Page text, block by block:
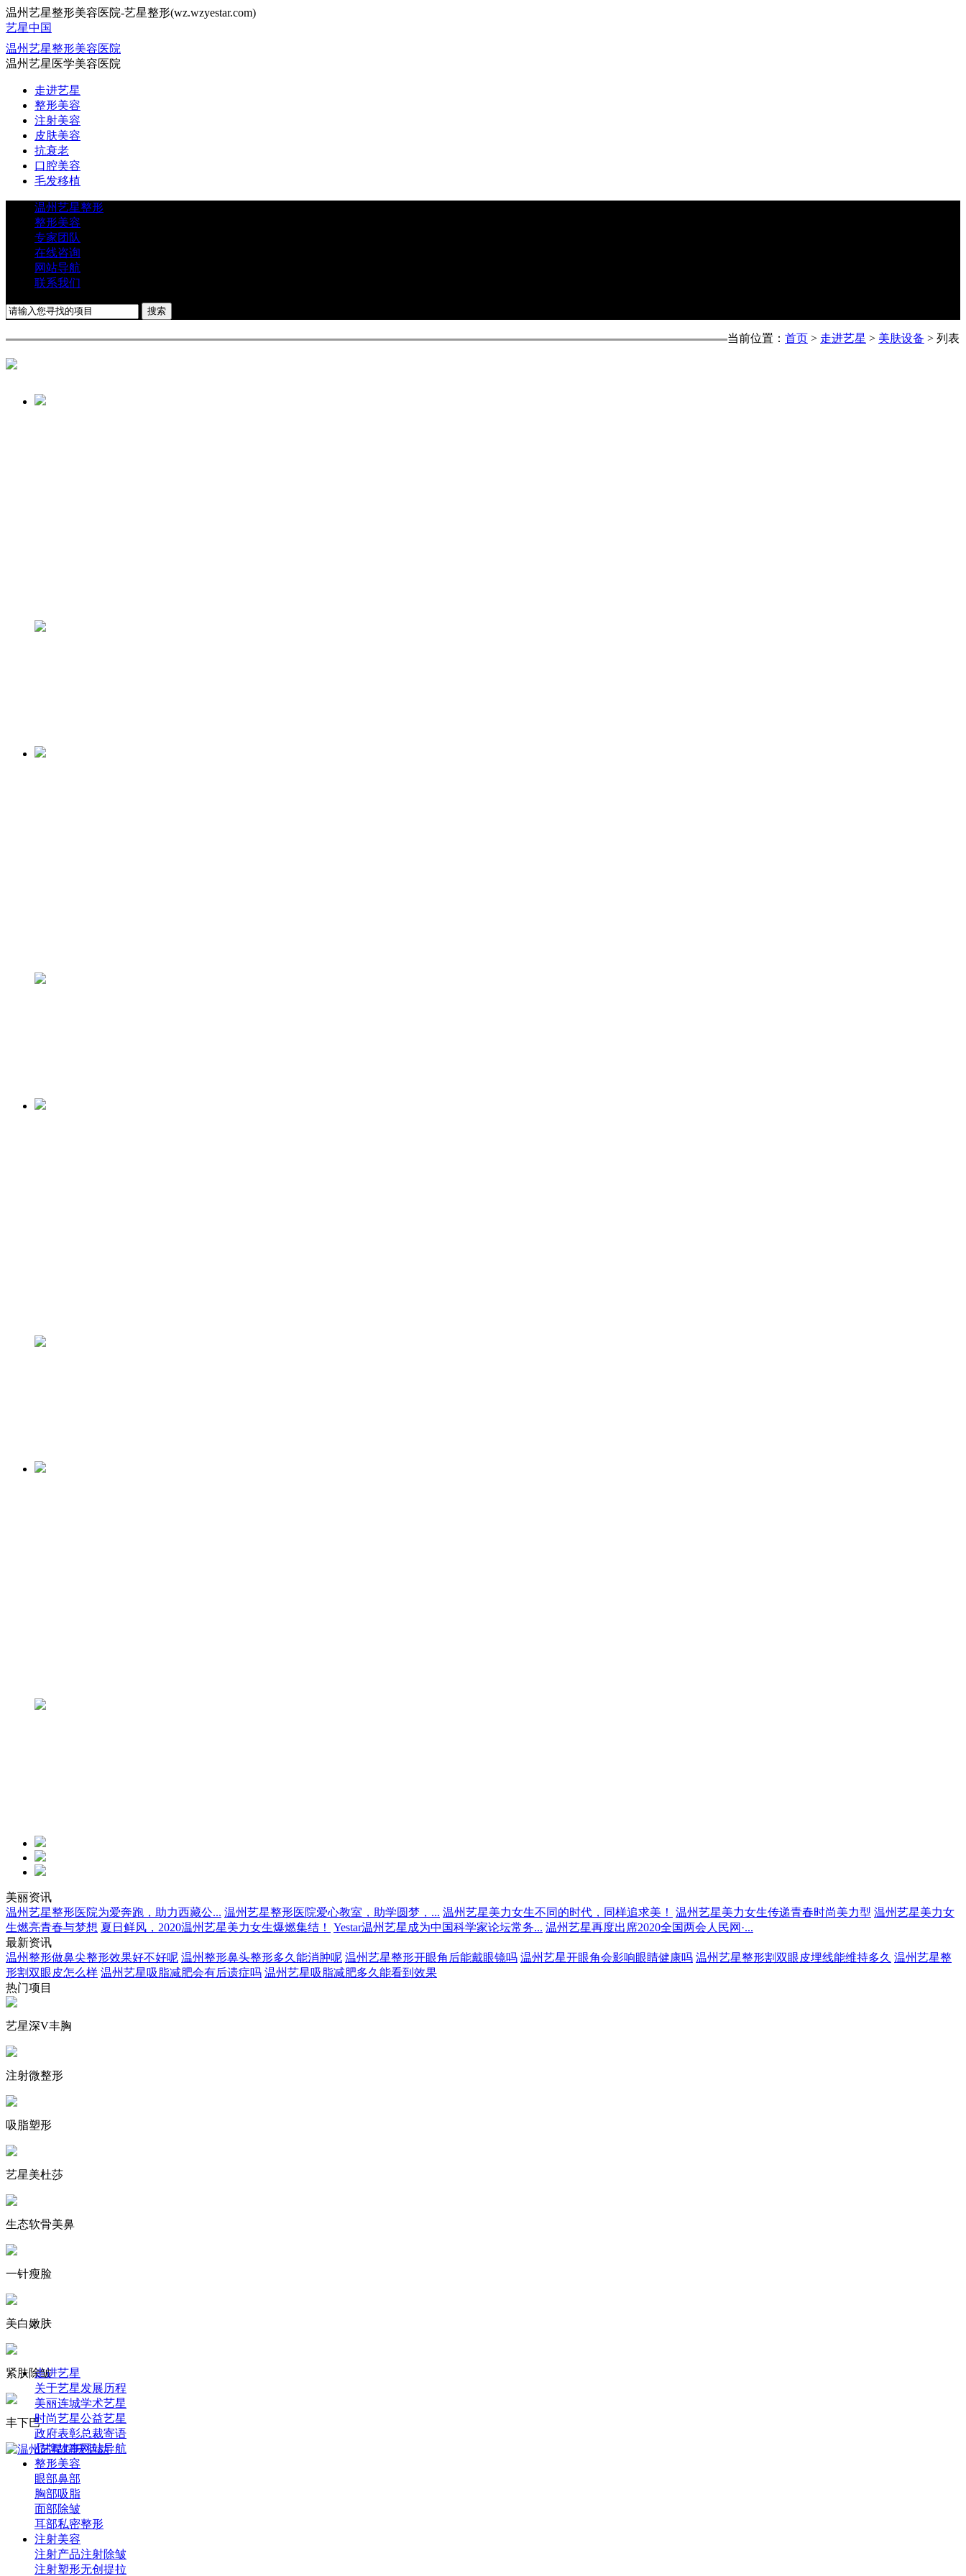
温州艺星整形美容医院-艺星整形(wz.wzyestar.com)
艺星中国
温州艺星整形美容医院
温州艺星医学美容医院
走进艺星
整形美容
注射美容
皮肤美容
抗衰老
口腔美容
毛发移植
温州艺星整形
整形美容
专家团队
在线咨询
网站导航
联系我们
当前位置： 首页 > 走进艺星 > 美肤设备 > 列表
美丽资讯
温州艺星整形医院为爱奔跑，助力西藏公... 温州艺星整形医院爱心教室，助学圆梦，... 温州艺星美力女生不同的时代，同样追求美！ 温州艺星美力女生传递青春时尚美力型 温州艺星美力女
生燃亮青春与梦想 夏日鲜风，2020温州艺星美力女生爆燃集结！ Yestar温州艺星成为中国科学家论坛常务... 温州艺星再度出席2020全国两会人民网·...
最新资讯
温州整形做鼻尖整形效果好不好呢 温州整形鼻头整形多久能消肿呢 温州艺星整形开眼角后能戴眼镜吗 温州艺星开眼角会影响眼睛健康吗 温州艺星整形割双眼皮埋线能维持多久 温州艺星整
形割双眼皮怎么样 温州艺星吸脂减肥会有后遗症吗 温州艺星吸脂减肥多久能看到效果
热门项目
艺星深V丰胸
注射微整形
吸脂塑形
艺星美杜莎
生态软骨美鼻
一针瘦脸
美白嫩肤
紧肤除皱
丰下巴
走进艺星
关于艺星发展历程
美丽连城学术艺星
时尚艺星公益艺星
政府表彰总裁寄语
品牌故事网站导航
整形美容
眼部鼻部
胸部吸脂
面部除皱
耳部私密整形
注射美容
注射产品注射除皱
注射塑形无创提拉